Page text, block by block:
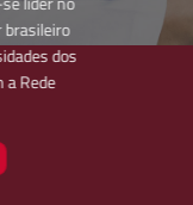
brasileiro
dos
a Rede